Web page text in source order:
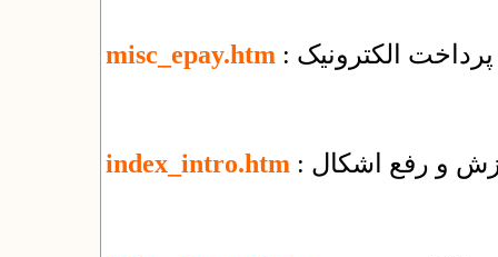
misc_epay.htm الکترونیک
index_intro.htm و رفع اشکال